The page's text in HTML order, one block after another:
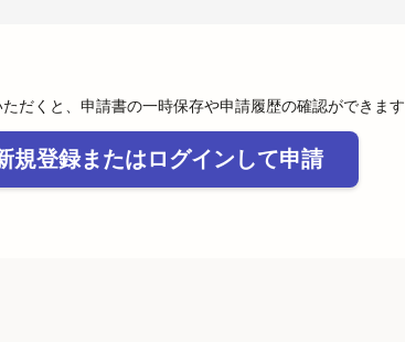
だくと、申請書の一時保存や申請履歴の確認ができま
規登録またはログインして申請